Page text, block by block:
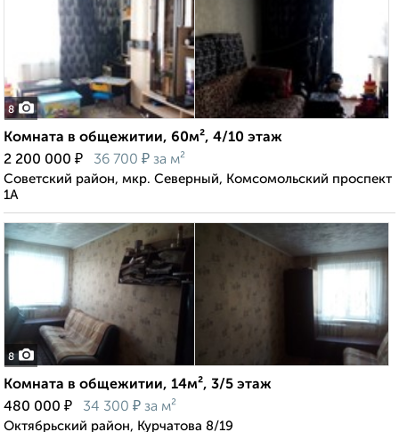
8
Комната в общежитии, 60м², 4/10 этаж
2 200 000 ₽ 36 700 ₽ за м²
Советский район, мкр. Северный, Комсомольский проспект
1А
8
Комната в общежитии, 14м², 3/5 этаж
480 000 ₽ 34 300 ₽ за м²
Октябрьский район, Курчатова 8/19